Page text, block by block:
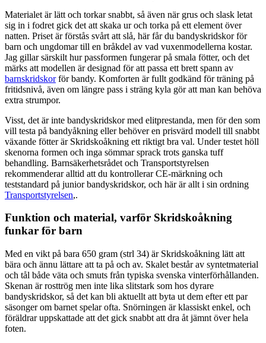
Materialet är lätt och torkar snabbt, så även när grus och slask letat
sig in i fodret gick det att skaka ur och torka på ett element över
natten. Priset är förstås svårt att slå, här får du bandyskridskor för
barn och ungdomar till en bråkdel av vad vuxenmodellerna kostar.
Jag gillar särskilt hur passformen fungerar på smala fötter, och det
märks att modellen är designad för att passa ett brett spann av
barnskridskorför bandy. Komforten är fullt godkänd för träning på
fritidsnivå, även om längre pass i sträng kyla gör att man kan behöva
extra strumpor.
Visst, det är inte bandyskridskor med elitprestanda, men för den som
vill testa på bandyåkning eller behöver en prisvärd modell till snabbt
växande fötter är Skridskoåkning ett riktigt bra val. Under testet höll
skenorna formen och inga sömmar sprack trots ganska tuff
behandling. Barnsäkerhetsrådet och Transportstyrelsen
rekommenderar alltid att du kontrollerar CE-märkning och
teststandard på junior bandyskridskor, och här är allt i sin ordning
Transportstyrelsen,.
Funktion och material, varför Skridskoåkning
funkar för barn
Med en vikt på bara 650 gram (strl 34) är Skridskoåkning lätt att
bära och ännu lättare att ta på och av. Skalet består av syntetmaterial
och tål både väta och smuts från typiska svenska vinterförhållanden.
Skenan är rosttrög men inte lika slitstark som hos dyrare
bandyskridskor, så det kan bli aktuellt att byta ut dem efter ett par
säsonger om barnet spelar ofta. Snörningen är klassiskt enkel, och
föräldrar uppskattade att det gick snabbt att dra åt jämnt över hela
foten.